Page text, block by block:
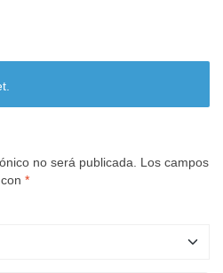
no será publicada. Los campos
*